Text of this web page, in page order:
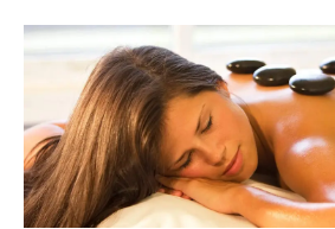
Contatti
Italiano
German
English
Spanish
rassegna stampa